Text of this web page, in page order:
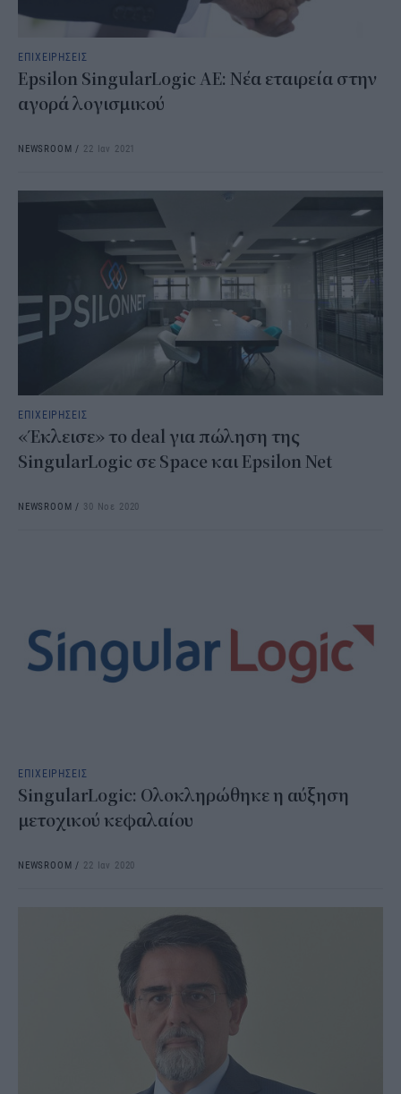
ΕΠΙΧΕΙΡΗΣΕΙΣ
Epsilon SingularLogic ΑΕ: Νέα εταιρεία στην
αγορά λογισμικού
NEWSROOM / 22 Ιαν 2021
ΕΠΙΧΕΙΡΗΣΕΙΣ
«Έκλεισε» το deal για πώληση της
SingularLogic σε Space και Epsilon Net
NEWSROOM / 30 Νοε 2020
ΕΠΙΧΕΙΡΗΣΕΙΣ
SingularLogic: Ολοκληρώθηκε η αύξηση
μετοχικού κεφαλαίου
NEWSROOM / 22 Ιαν 2020